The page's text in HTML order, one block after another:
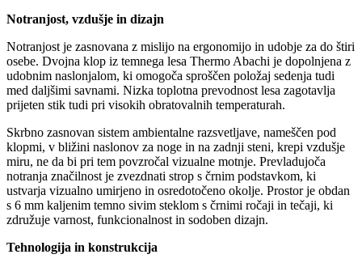
Notranjost, vzdušje in dizajn
Notranjost je zasnovana z mislijo na ergonomijo in udobje za do štiri
osebe. Dvojna klop iz temnega lesa Thermo Abachi je dopolnjena z
udobnim naslonjalom, ki omogoča sproščen položaj sedenja tudi
med daljšimi savnami. Nizka toplotna prevodnost lesa zagotavlja
prijeten stik tudi pri visokih obratovalnih temperaturah.
Skrbno zasnovan sistem ambientalne razsvetljave, nameščen pod
klopmi, v bližini naslonov za noge in na zadnji steni, krepi vzdušje
miru, ne da bi pri tem povzročal vizualne motnje. Prevladujoča
notranja značilnost je zvezdnati strop s črnim podstavkom, ki
ustvarja vizualno umirjeno in osredotočeno okolje. Prostor je obdan
s 6 mm kaljenim temno sivim steklom s črnimi ročaji in tečaji, ki
združuje varnost, funkcionalnost in sodoben dizajn.
Tehnologija in konstrukcija